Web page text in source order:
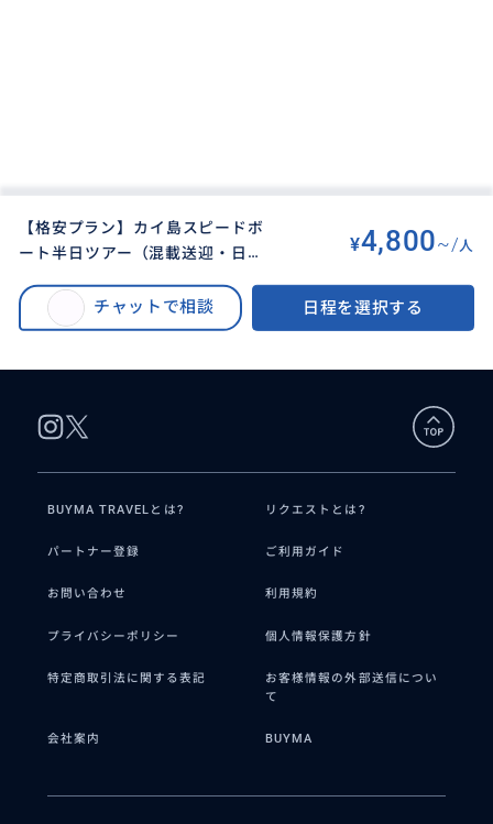
【格安プラン】カイ島スピードボ
ート半日ツアー（混載送迎・日本
の島めぐり
¥4,800~/ 人
チャットで相談 日程を選択する
【期間限定割引｜カイ島半日ツアーを格安で！】 安心の日本語ガイドつき/
コスパ重視の日本語ガイドなしから選べます。午前発/午後発の1日2回。プー
ケットからスピードボートで20分！ホテル無料送迎付き。
BUYMA TRAVELとは? リクエストとは?
パートナー登録 ご利用ガイド
お問い合わせ 利用規約
プライバシーポリシー 個人情報保護方針
特定商取引法に関する表記
お客様情報の外部送信につい
て
会社案内 BUYMA